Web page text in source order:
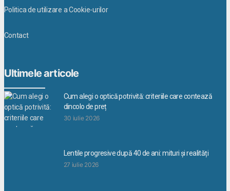
Politica de utilizare a Cookie-urilor
Contact
Ultimele articole
Cum alegi o optică potrivită: criteriile care contează
dincolo de preț
30 iulie 2026
Lentile progresive după 40 de ani: mituri și realități
27 iulie 2026